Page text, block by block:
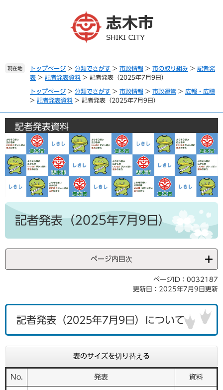
へ
現在地 トップページ > 分類でさがす > 市政情報 > 市の取り組み > 記者発
表 > 記者発表資料 > 記者発表（2025年7月9日）
トップページ > 分類でさがす > 市政情報 > 市政運営 > 広報・広聴
> 記者発表資料 > 記者発表（2025年7月9日）
記者発表資料
本
記者発表（2025年7月9日）
ページ内目次
ページID：0032187
更新日：2025年7月9日更新
記者発表（2025年7月9日）について
表のサイズを切り替える
No. 発表 資料